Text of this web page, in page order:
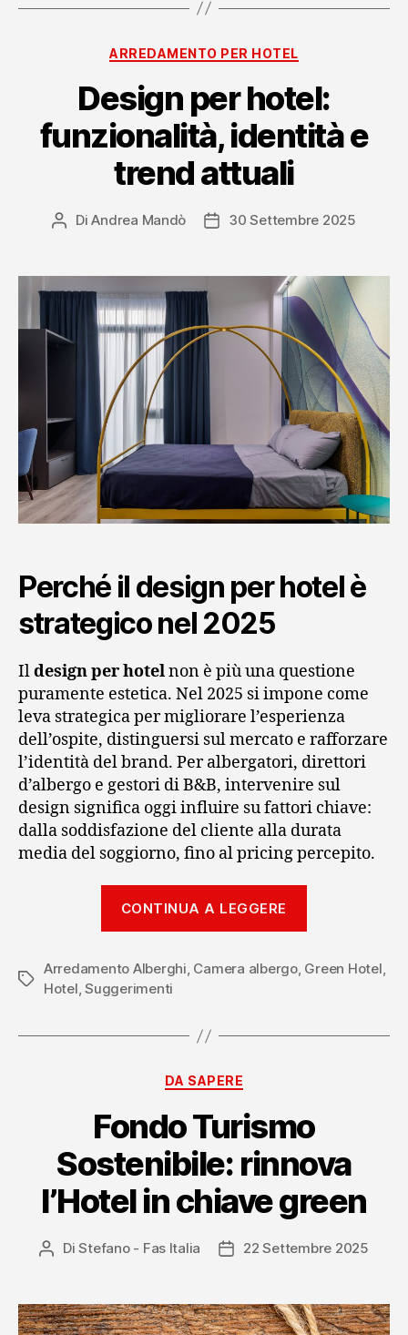
a
Categorie
ARREDAMENTO PER HOTEL
Design per hotel:
funzionalità, identità e
trend attuali
Autore
DiAndrea Mandò
Data30 Settembre 2025
Perché il design per hotel è
strategico nel 2025
Ildesign per hotelnon è più una questione
puramente estetica. Nel 2025 si impone come
leva strategica per migliorare l’esperienza
dell’ospite, distinguersi sul mercato e rafforzare
l’identità del brand. Per albergatori, direttori
d’albergo e gestori di B&B, intervenire sul
design significa oggi influire su fattori chiave:
dalla soddisfazione del cliente alla durata
media del soggiorno, fino al pricing percepito.
CONTINUA A LEGGERE
funzionalità,
Tag
Arredamento Alberghi, Camera albergo, Green Hotel,
Hotel,Suggerimenti
Categorie
DA SAPERE
Fondo Turismo
Sostenibile: rinnova
l’Hotel in chiave green
Autore
DiStefano - Fas Italia
Data22 Settembre 2025